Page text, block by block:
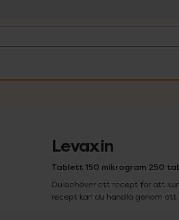
Levaxin
Tablett 150 mikrogram 250
Du behöver ett recept för att
recept kan du handla genom